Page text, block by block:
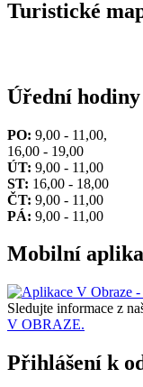
Turistické
Úřední hodiny
PO: 9,00 - 11,00,
16,00 - 19,00
ÚT: 9,00 - 11,00
ST: 16,00 - 18,00
ČT: 9,00 - 11,00
PÁ: 9,00 - 11,00
Mobilní
Sledujte informace z
V OBRAZE.
Přihlášení k